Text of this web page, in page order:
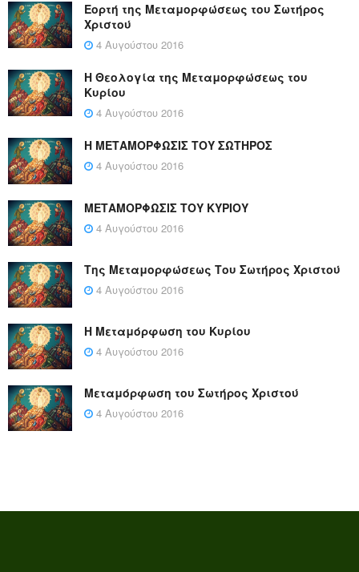
Εορτή της Μεταμορφώσεως του Σωτήρος
Χριστού
4 Αυγούστου 2016
Η Θεολογία της Μεταμορφώσεως του
Κυρίου
4 Αυγούστου 2016
Η ΜΕΤΑΜΟΡΦΩΣΙΣ ΤΟΥ ΣΩΤΗΡΟΣ
4 Αυγούστου 2016
ΜΕΤΑΜΟΡΦΩΣΙΣ ΤΟΥ ΚΥΡΙΟΥ
4 Αυγούστου 2016
Της Μεταμορφώσεως Του Σωτήρος Χριστού
4 Αυγούστου 2016
Η Μεταμόρφωση του Κυρίου
4 Αυγούστου 2016
Μεταμόρφωση του Σωτήρος Χριστού
4 Αυγούστου 2016